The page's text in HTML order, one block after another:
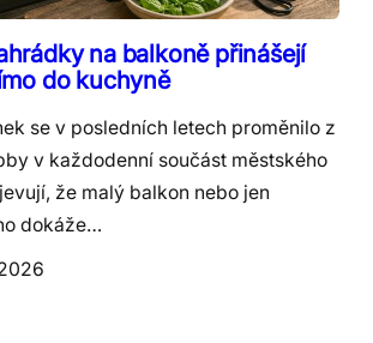
na balkoně přinášejí
do kuchyně
se v posledních letech proměnilo z
v každodenní součást městského
že malý balkon nebo jen
dokáže…